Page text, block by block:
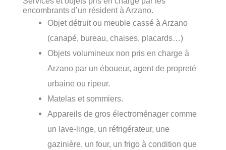
encombrants d’un résident à Arzano.
Objet détruit ou meuble cassé à Arzano
(canapé, bureau, chaises, placards…)
Objets volumineux non pris en charge à
Arzano par un éboueur, agent de propreté
urbaine ou ripeur.
Matelas et sommiers.
Appareils de gros électroménager comme
un lave-linge, un réfrigérateur, une
gazinière, un four, un frigo à condition que